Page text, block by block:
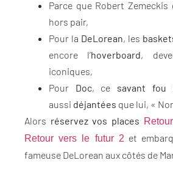
Parce que Robert
hors pair,
Pour la DeLorean, les
encore l’hoverboard,
iconiques,
Pour Doc, ce savant fou
aussi déjantées que lui, «
Alors réservez vos places
Retour vers le futur 2 et
fameuse DeLorean aux côtés de